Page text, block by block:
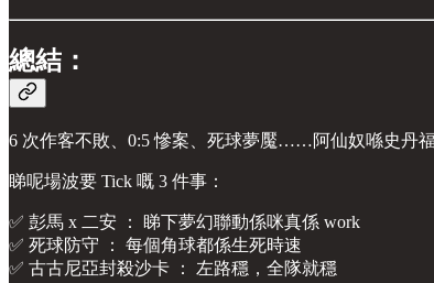
總結：
6 次作客不敗、0:5 慘案、死球夢魘……阿仙奴喺史丹
睇呢場波要 Tick 嘅 3 件事：
✅ 彭馬 x 二安 ： 睇下夢幻聯動係咪真係 work
✅ 死球防守 ： 每個角球都係生死時速
✅ 古古尼亞封殺沙卡 ： 左路穩，全隊就穩